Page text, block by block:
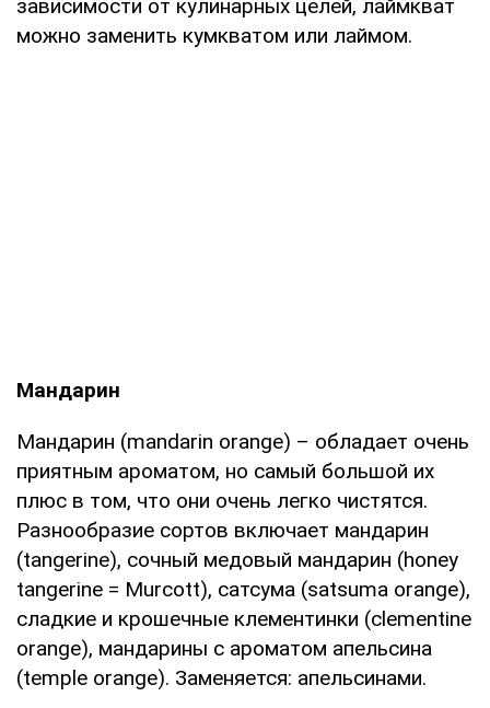
зависимости от кулинарных целей, лаймкват
можно заменить кумкватом или лаймом.
Мандарин
Мандарин (mandarin orange) – обладает очень
приятным ароматом, но самый большой их
плюс в том, что они очень легко чистятся.
Разнообразие сортов включает мандарин
(tangerine), сочный медовый мандарин (honey
tangerine = Murcott), сатсума (satsuma orange),
сладкие и крошечные клементинки (clementine
orange), мандарины с ароматом апельсина
(temple orange). Заменяется: апельсинами.